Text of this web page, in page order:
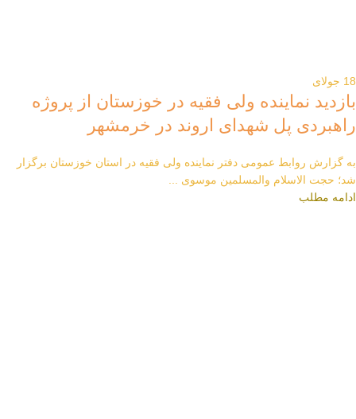
18 جولای
بازدید نماینده ولی فقیه در خوزستان از پروژه
راهبردی پل شهدای اروند در خرمشهر
به گزارش روابط عمومی دفتر نماینده ولی فقیه در استان خوزستان برگزار
شد؛ حجت الاسلام والمسلمین موسوی ...
ادامه مطلب